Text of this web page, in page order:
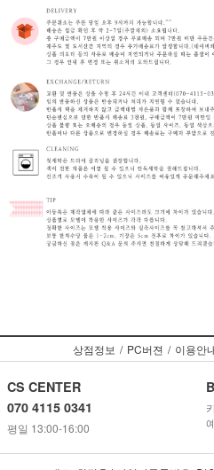
상점정보 / PC버젼 / 이용안
CS CENTER
070 4115 0341
평일 13:00-16:00